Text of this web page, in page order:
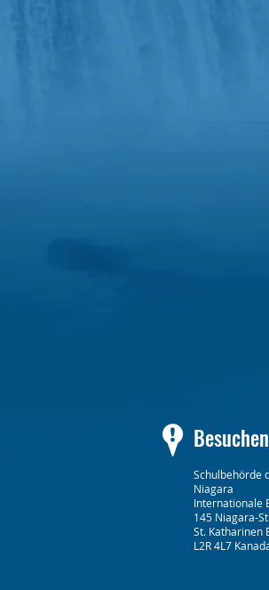
Besuchen
Schulbehörde
Niagara
Internationale
145 Niagara-
St. Katharinen
L2R 4L7